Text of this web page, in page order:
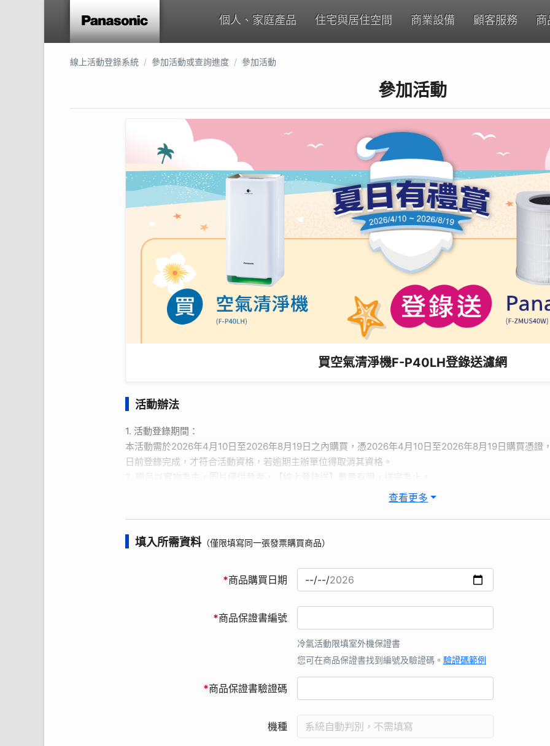
個人、家庭產品 住宅與居住空間 商業設備 顧客服務 商
線上活動登錄系統 參加活動或查詢進度 參加活動
參加活動
買空氣清淨機F-P40LH登錄送濾網
活動辦法
1. 活動登錄期間：
本活動需於2026年4月10日至2026年8月19日之內購買，憑2026年4月10日至2026年8月19日購買憑證
日前登錄完成，才符合活動資格，若逾期主辦單位得取消其資格。
3. 活動內容：購買指定機種，進入【夏日有禮賞 線上登錄送好禮】活動網站，選擇商品類別，並輸入保
假日)，將贈品寄送至填寫地址。
4. 台灣松下銷售股份有限公司(以下簡稱本公司)因辦理「線上登錄送好禮」 (以下簡稱本活動)，而蒐集、
5. 本公司為台灣松下電器股份有限公司之子公司，本公司就所蒐集取得之您的個人資料，將提供台灣松
司及台灣松下電器股份有限公司，在提供優良服務的同時會依個人資料保護法及相關法令之規定下，依
6. 本次活動贈品限寄送台、澎、金、馬。您同意並授權本公司得為完成該活動贈品配送之需求及目的，
如收件人姓名、地址、聯絡電話)提供予相關合作業者，本公司將會善盡監督之責。
7. 本活動僅適用「台灣松下銷售股份有限公司」販售之上述指定機種，其他商品、平行輸入之商品 (水貨)
8. 本活動須於活動時間內，購買指定商品，完成活動登錄，如未於活動時間內完成不得要求補贈，且每
9. 活動登錄者保證所有填寫資料或提出之資料均為真實且正確，無任何違法且未冒用或盜用任何第三人
10. 個人資料利用之期間：比照商業會計法5年或因執行業務所必須之保存期間（以期限最長者為準）。
查看更多
填入所需資料（僅限填寫同一張發票購買商品）
*商品購買日期
*商品保證書編號
冷氣活動限填室外機保證書
您可在商品保證書找到編號及驗證碼。 驗證碼範例
*商品保證書驗證碼
機種